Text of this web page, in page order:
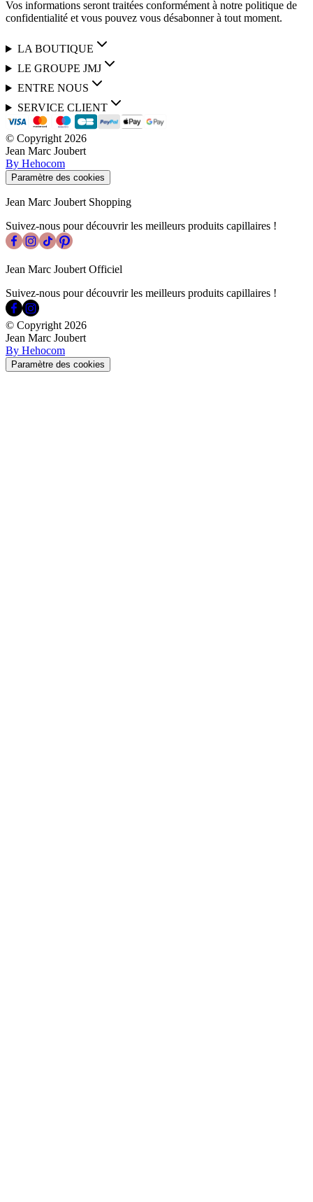
Vos informations seront traitées conformément à notre politique de
confidentialité et vous pouvez vous désabonner à tout moment.
LA BOUTIQUE
LE GROUPE JMJ
ENTRE NOUS
SERVICE CLIENT
© Copyright 2026
Jean Marc Joubert
By Hehocom
Paramètre des cookies
Jean Marc Joubert Shopping
Suivez-nous pour découvrir les meilleurs produits capillaires !
Jean Marc Joubert Officiel
Suivez-nous pour découvrir les meilleurs produits capillaires !
© Copyright 2026
Jean Marc Joubert
By Hehocom
Paramètre des cookies